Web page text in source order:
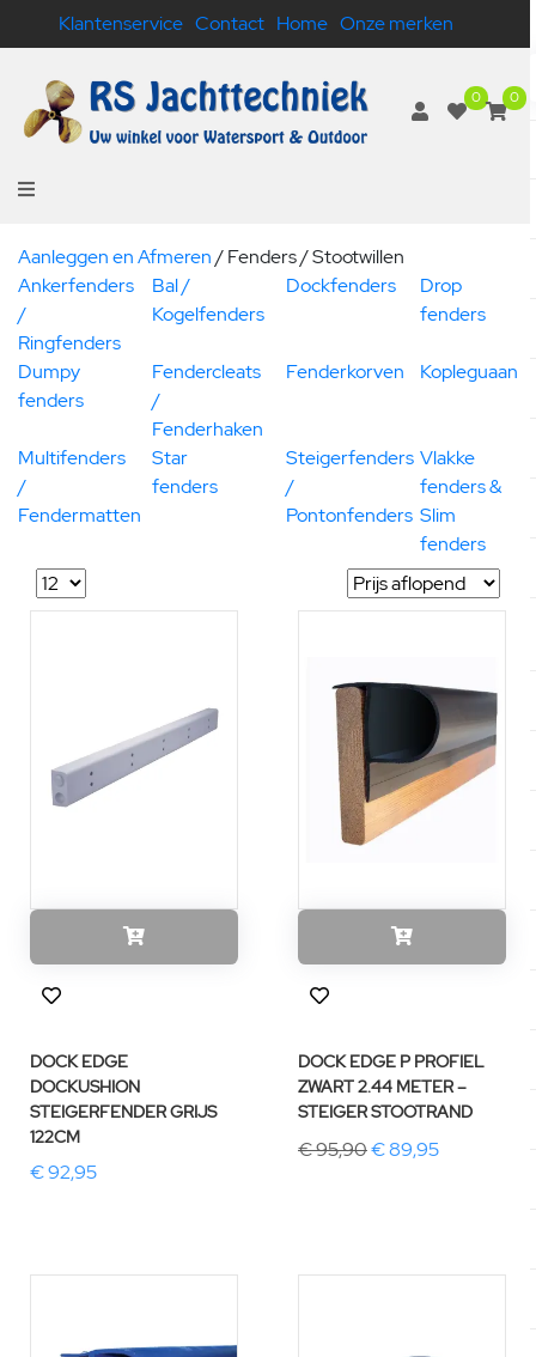
Klantenservice Contact Home Onze merken
0 0
Aanleggen en Afmeren/Fenders / Stootwillen
Ankerfenders
/
Ringfenders
Bal /
Kogelfenders
Dockfenders
Drop
fenders
Dumpy
fenders
Fendercleats
/
Fenderhaken
Fenderkorven Kopleguaan
Multifenders
/
Fendermatten
Star
fenders
Steigerfenders
/
Pontonfenders
Vlakke
fenders &
Slim
fenders
DOCK EDGE
DOCKUSHION
STEIGERFENDER GRIJS
122CM
€ 92,95
DOCK EDGE P PROFIEL
ZWART 2.44 METER –
STEIGER STOOTRAND
€ 95,90€ 89,95